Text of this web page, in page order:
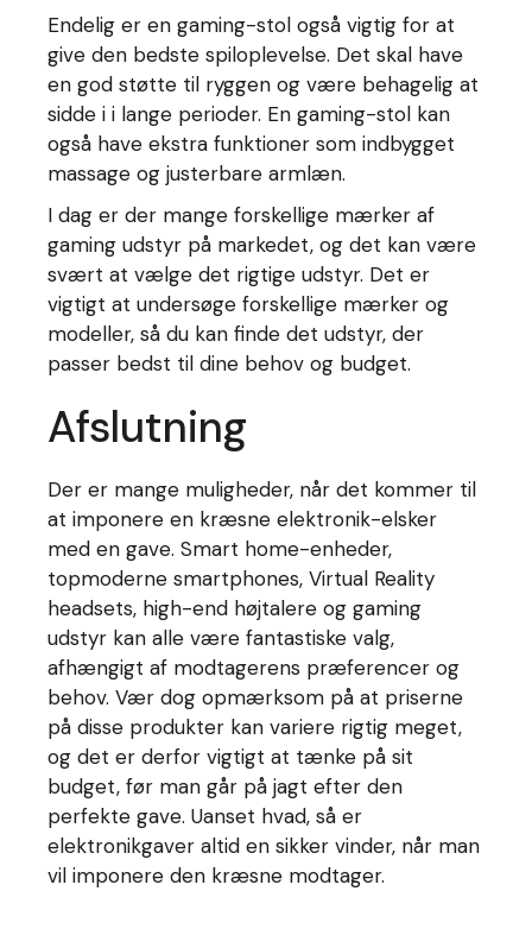
Endelig er en gaming-stol også vigtig for at
give den bedste spiloplevelse. Det skal have
en god støtte til ryggen og være behagelig at
sidde i i lange perioder. En gaming-stol kan
også have ekstra funktioner som indbygget
massage og justerbare armlæn.
I dag er der mange forskellige mærker af
gaming udstyr på markedet, og det kan være
svært at vælge det rigtige udstyr. Det er
vigtigt at undersøge forskellige mærker og
modeller, så du kan finde det udstyr, der
passer bedst til dine behov og budget.
Afslutning
Der er mange muligheder, når det kommer til
at imponere en kræsne elektronik-elsker
med en gave. Smart home-enheder,
topmoderne smartphones, Virtual Reality
headsets, high-end højtalere og gaming
udstyr kan alle være fantastiske valg,
afhængigt af modtagerens præferencer og
behov. Vær dog opmærksom på at priserne
på disse produkter kan variere rigtig meget,
og det er derfor vigtigt at tænke på sit
budget, før man går på jagt efter den
perfekte gave. Uanset hvad, så er
elektronikgaver altid en sikker vinder, når man
vil imponere den kræsne modtager.